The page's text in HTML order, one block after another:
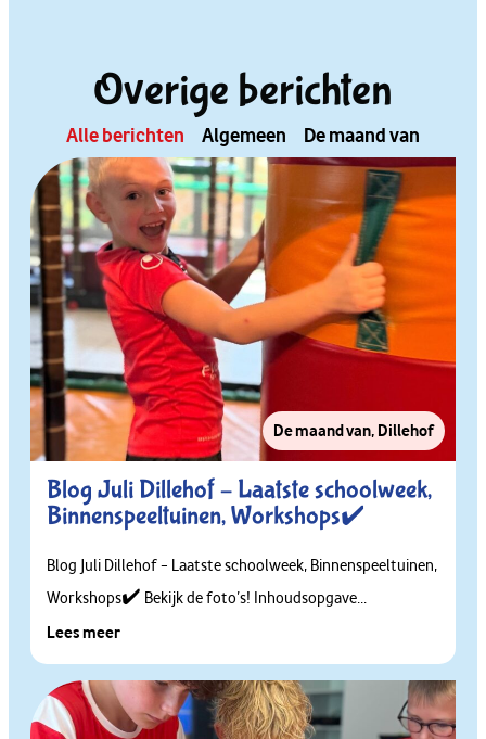
Overige berichten
Algemeen De maand van
Alle berichten
De maand van, Dillehof
Blog Juli Dillehof – Laatste schoolweek,
Binnenspeeltuinen, Workshops✔️
Blog Juli Dillehof – Laatste schoolweek, Binnenspeeltuinen,
Workshops✔️ Bekijk de foto’s! Inhoudsopgave...
Lees meer